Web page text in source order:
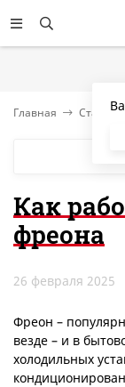
Главная Статьи
Как
фреона
26 февраля 2025
Фреон –
везде – и в
холодильных